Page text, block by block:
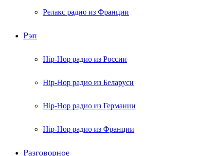
Релакс радио из Франции
Рэп
Hip-Hop радио из России
Hip-Hop радио из Беларуси
Hip-Hop радио из Германии
Hip-Hop радио из Франции
Разговорное